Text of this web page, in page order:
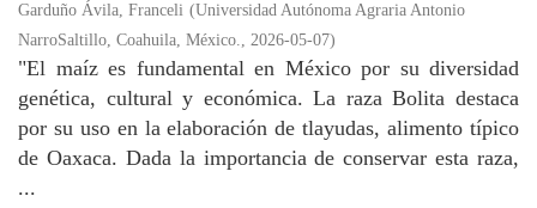
Garduño Ávila, Franceli (Universidad Autónoma Agraria Antonio
NarroSaltillo, Coahuila, México., 2026-05-07)
"El maíz es fundamental en México por su diversidad
genética, cultural y económica. La raza Bolita destaca
por su uso en la elaboración de tlayudas, alimento típico
de Oaxaca. Dada la importancia de conservar esta raza,
...